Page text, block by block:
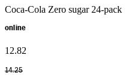
Coca-Cola Zero sugar 24-pack
online
12.82
14.25